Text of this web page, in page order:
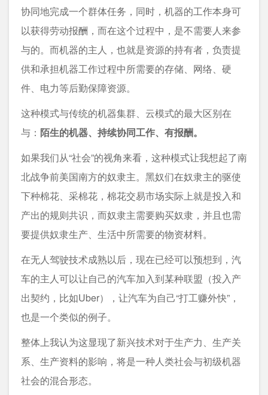
协同地完成一个群体任务，同时，机器的工作本身可
以获得劳动报酬，而在这个过程中，是不需要人来参
与的。而机器的主人，也就是资源的持有者，负责提
供和承担机器工作过程中所需要的存储、网络、硬
件、电力等后勤保障资源。
这种模式与传统的机器集群、云模式的最大区别在
与： 陌生的机器、持续协同工作、有报酬。
如果我们从“社会”的视角来看，这种模式让我想起了南
北战争前美国南方的奴隶主。黑奴们在奴隶主的驱使
下种棉花、采棉花，棉花交易市场实际上就是投入和
产出的规则共识，而奴隶主需要购买奴隶，并且也需
要提供奴隶生产、生活中所需要的物资材料。
在无人驾驶技术成熟以后，现在已经可以预想到，汽
车的主人可以让自己的汽车加入到某种联盟（投入产
出契约，比如Uber），让汽车为自己“打工赚外快”，
也是一个类似的例子。
整体上我认为这显现了新兴技术对于生产力、生产关
系、生产资料的影响，将是一种人类社会与初级机器
社会的混合形态。